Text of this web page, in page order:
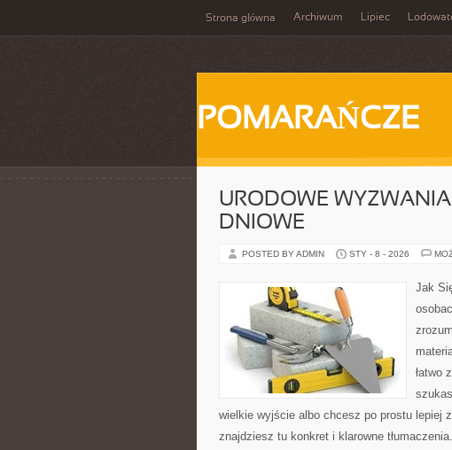
Strona główna Archiwum Lipiec
POMARAŃCZE
URODOWE
DNIOWE
POSTED BY ADMIN STY - 8 - 2026
Jak
łatwo
wielkie wyjście albo chcesz po prostu lepiej
znajdziesz tu konkret i klarowne